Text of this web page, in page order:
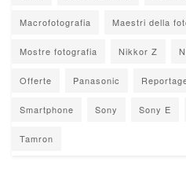
Macrofotografia Maestri della
Mostre fotografia Nikkor Z
Offerte Panasonic
Smartphone Sony Sony E
Tamron